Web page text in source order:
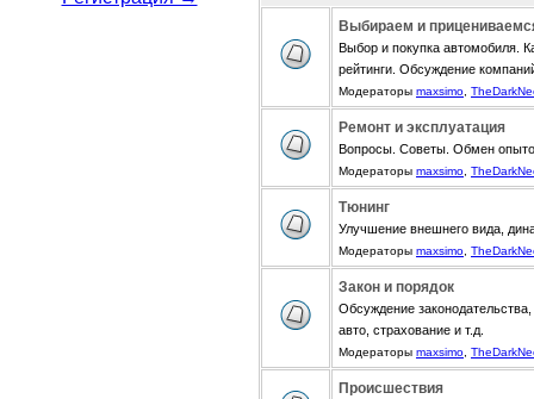
Выбираем и
Выбор и покупка автомобиля.
рейтинги. Обсуждение
Модераторы maxsimo
Ремонт и эксплуатация
Вопросы. Советы. Обмен
Модераторы maxsimo
Тюнинг
Улучшение внешнего вида,
Модераторы maxsimo
Закон и порядок
Обсуждение
авто, страхование и т.д.
Модераторы maxsimo
Происшествия